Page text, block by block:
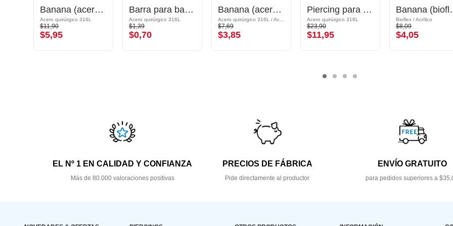
Banana (acero quirúrgico, negro, acabado brillante) con bolas
Acero quirúrgico 316L
$11,90
$5,95
Barra para banana
Acero quirúrgico 316L
$1,39
$0,70
Banana (acero quirúrgico, plateado, acabado brillante) con imitación de perla
$7,69
$3,85
Piercing para el ombligo (acero quirúrgico, plateado, acabado brillante) con diseño de flor y brillantes
Acero quirúrgico 316L
$23,90
$11,95
Banana
Bioflex / Acrílico
$8,09
$4,05
EL Nº 1 EN CALIDAD Y CONFIANZA
Más de 80.000 valoraciones positivas
PRECIOS DE FÁBRICA
Pide directamente al productor
ENVÍO GRATUITO
para pedidos superiores a